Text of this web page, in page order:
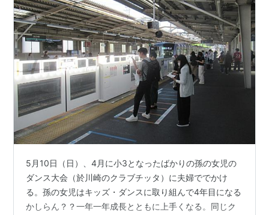
5月10日（日）、4月に小3となったばかりの孫の女児の
ダンス大会（於川崎のクラブチッタ）に夫婦ででかけ
る。孫の女児はキッズ・ダンスに取り組んで4年目になる
かしらん？？一年一年成長とともに上手くなる。同じク